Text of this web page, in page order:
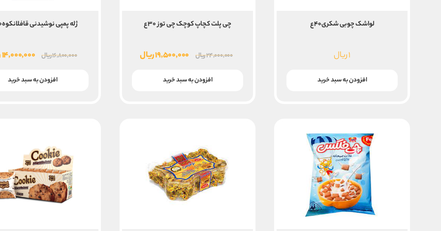
لواشک چوبی شکری۴۰ع
۱ریال
افزودن به سبد خرید
چی پلت کچاپ کوچک چی توز ۳۰ع
۲۴,۰۰۰,۰۰۰ریال
قیمت
۱۹,۵۰۰,۰۰۰ریالقیمت
افزودن به سبد خرید
ژله پمپی نوشیدنی قافلانکوه۱۹۰گ
۱۶,۸۰۰,۰۰۰ریال
قیمت
۱۴,۰۰۰,۰۰۰
افزودن به سبد خرید